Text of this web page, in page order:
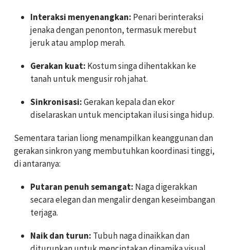
Interaksi menyenangkan: Penari berinteraksi
jenaka dengan penonton, termasuk merebut
jeruk atau amplop merah.
Gerakan kuat: Kostum singa dihentakkan ke
tanah untuk mengusir roh jahat.
Sinkronisasi:Gerakan kepala dan ekor
diselaraskan untuk menciptakan ilusi singa hidup.
Sementara tarian liong menampilkan keanggunan dan
gerakan sinkron yang membutuhkan koordinasi tinggi,
di antaranya:
Putaran penuh semangat: Naga digerakkan
secara elegan dan mengalir dengan keseimbangan
terjaga.
Naik dan turun: Tubuh naga dinaikkan dan